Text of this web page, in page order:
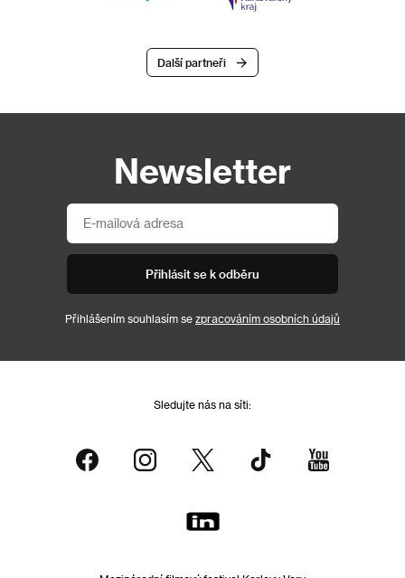
Další partneři
Newsletter
Přihlásit se k odběru
Přihlášením souhlasím se zpracováním osobních údajů
Sledujte nás na síti: